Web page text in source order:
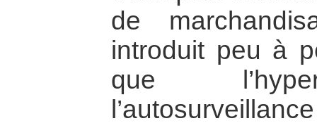
de
introduit peu à
que